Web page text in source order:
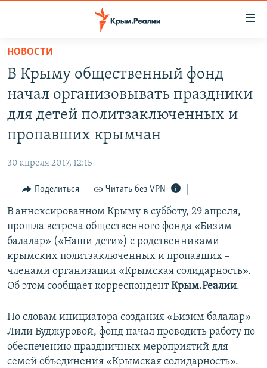
Вернуться
основному
содержанию
главной
Вернутся
поиску
СПЕЦПРОЕКТЫ
ИНТЕРАКТИВ
ИНФОГРАФИКА
ТЕЛЕПРОЕКТ КРЫМ.РЕАЛИИ
СОВЕТЫ ПРАВОЗАЩИТНИКОВ
ПРОПАВШИЕ БЕЗ ВЕСТИ
ПОБЕДИТЕЛЕЙ НЕ СУДЯТ?
ELIFBE
УКРАИНСКАЯ ПРОБЛЕМА КРЫМА
РАДІО СВОБОДА
КАК ОБОЙТИ БЛОКИРОВКУ
Українською
Qırımtatar
ПРИСОЕДИНЯЙТЕСЬ!
Все сайты RFE/RL
НОВОСТИ
В Крыму общественный фонд
начал организовывать праздники
для детей политзаключенных и
пропавших крымчан
30 апреля 2017, 12:15
Поделиться Читать без VPN
В аннексированном Крыму в субботу, 29 апреля,
прошла встреча общественного фонда «Бизим
балалар» («Наши дети») с родственниками
крымских политзаключенных и пропавших –
членами организации «Крымская солидарность».
Об этом сообщает корреспондентКрым.Реалии.
По словам инициатора создания «Бизим балалар»
Лили Буджуровой, фонд начал проводить работу по
обеспечению праздничных мероприятий для
семей объединения «Крымская солидарность».